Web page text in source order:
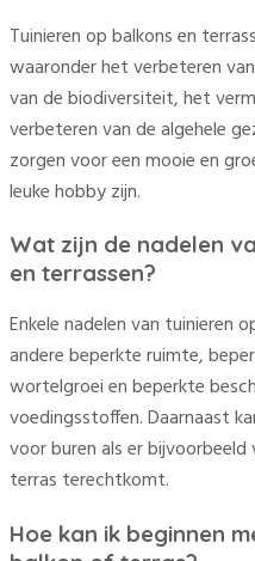
Tuinieren op balkons en
waaronder het verbeteren
van de biodiversiteit, het
verbeteren van de algehele
zorgen voor een mooie en
leuke hobby zijn.
Wat zijn de nadelen
en terrassen?
Enkele nadelen van tuinieren
andere beperkte ruimte,
wortelgroei en beperkte
voedingsstoffen. Daarnaast
voor buren als er
terras terechtkomt.
Hoe kan ik beginnen